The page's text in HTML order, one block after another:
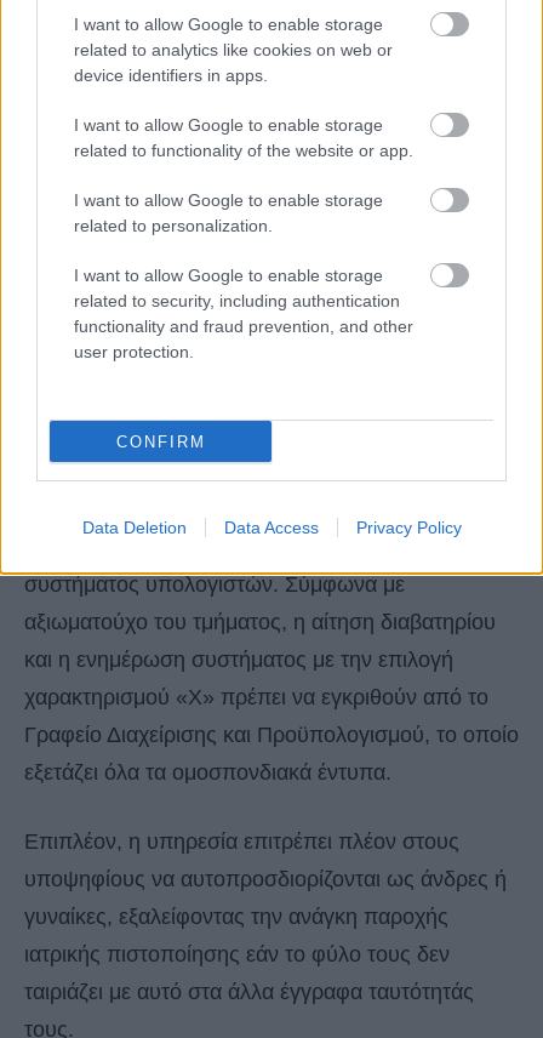
I want to allow Google to enable storage
related to analytics like cookies on web or
device identifiers in apps.
I want to allow Google to enable storage
related to functionality of the website or app.
I want to allow Google to enable storage
related to personalization.
I want to allow Google to enable storage
related to security, including authentication
functionality and fraud prevention, and other
user protection.
CONFIRM
Data Deletion Data Access Privacy Policy
Τον Ιούνιο, το Στέιτ Ντιπάρτμεντ ανέφερε ότι
εξέταζε το ενδεχόμενο εισαγωγής ενός δείκτη
συστήματος υπολογιστών. Σύμφωνα με
αξιωματούχο του τμήματος, η αίτηση διαβατηρίου
και η ενημέρωση συστήματος με την επιλογή
χαρακτηρισμού «Χ» πρέπει να εγκριθούν από το
Γραφείο Διαχείρισης και Προϋπολογισμού, το οποίο
εξετάζει όλα τα ομοσπονδιακά έντυπα.
Επιπλέον, η υπηρεσία επιτρέπει πλέον στους
υποψηφίους να αυτοπροσδιορίζονται ως άνδρες ή
γυναίκες, εξαλείφοντας την ανάγκη παροχής
ιατρικής πιστοποίησης εάν το φύλο τους δεν
ταιριάζει με αυτό στα άλλα έγγραφα ταυτότητάς
τους.